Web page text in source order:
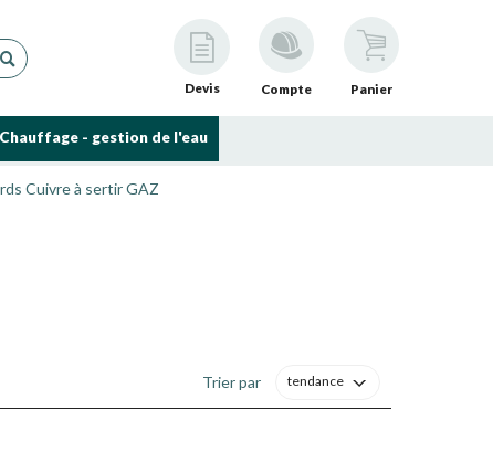
Devis Compte Panier
Chauffage - gestion de l'eau
Cuivre à sertir GAZ
diamètre de 10 mm.Les sertisseuses jusqu'à 54
de 14 mm.
caractéristiques demandées.
Trier par tendance